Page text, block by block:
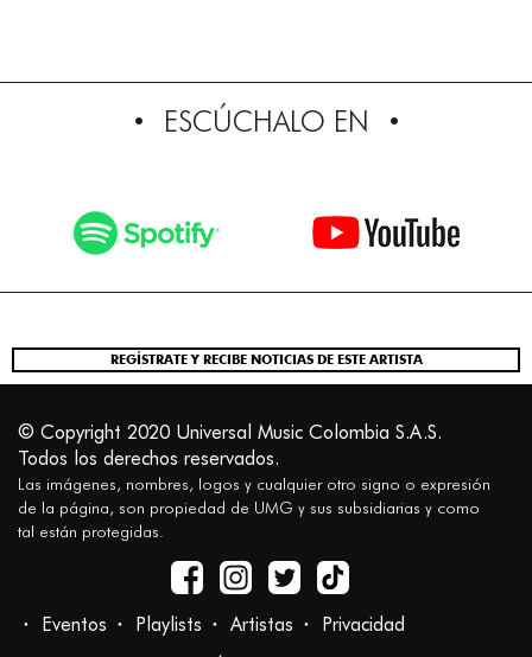
ESCÚCHALO EN
REGÍSTRATE Y RECIBE NOTICIAS DE ESTE ARTISTA
© Copyright 2020 Universal Music Colombia S.A.S.
Todos los derechos reservados.
Las imágenes, nombres, logos y cualquier otro signo o expresión
de la página, son propiedad de UMG y sus subsidiarias y como
tal están protegidas.
Eventos Playlists Artistas Privacidad